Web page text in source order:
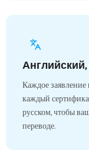
Каждое
каждый
русском, чтобы
переводе.